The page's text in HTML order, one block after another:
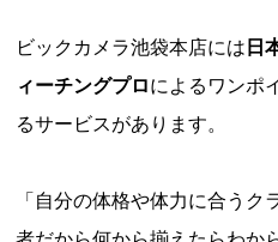
ビックカメラ池袋本店には 日
ィーチングプロによるワンポ
るサービスがあります。
「自分の体格や体力に合う